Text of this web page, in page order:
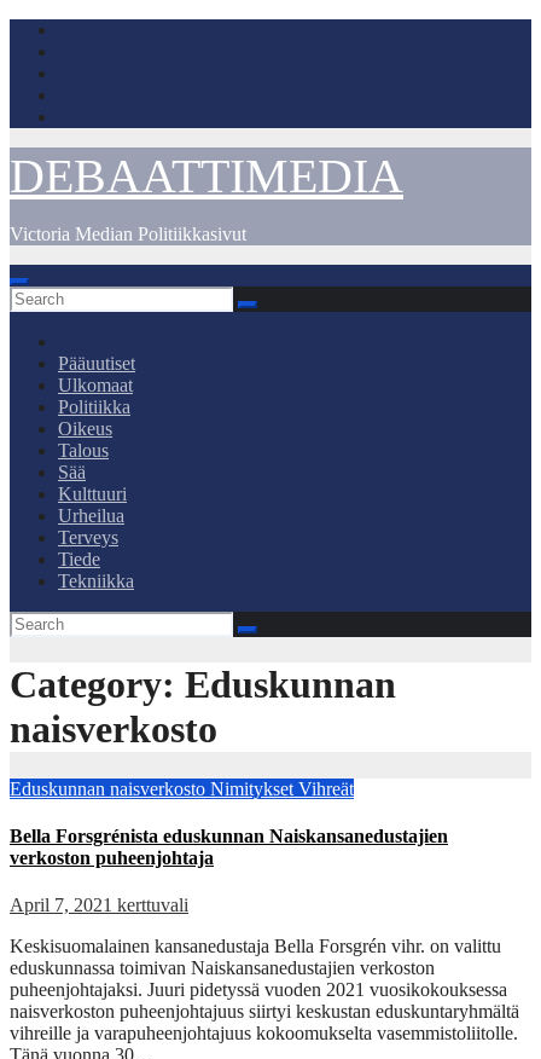
Skip
content
DEBAATTIMEDIA
Victoria Median Politiikkasivut
Pääuutiset
Ulkomaat
Politiikka
Oikeus
Talous
Sää
Kulttuuri
Urheilua
Terveys
Tiede
Tekniikka
Category: Eduskunnan
naisverkosto
Eduskunnan naisverkosto Nimitykset Vihreät
Bella Forsgrénista eduskunnan Naiskansanedustajien
verkoston puheenjohtaja
April 7, 2021 kerttuvali
Keskisuomalainen kansanedustaja Bella Forsgrén vihr. on valittu
eduskunnassa toimivan Naiskansanedustajien verkoston
puheenjohtajaksi. Juuri pidetyssä vuoden 2021 vuosikokouksessa
naisverkoston puheenjohtajuus siirtyi keskustan eduskuntaryhmältä
vihreille ja varapuheenjohtajuus kokoomukselta vasemmistoliitolle.